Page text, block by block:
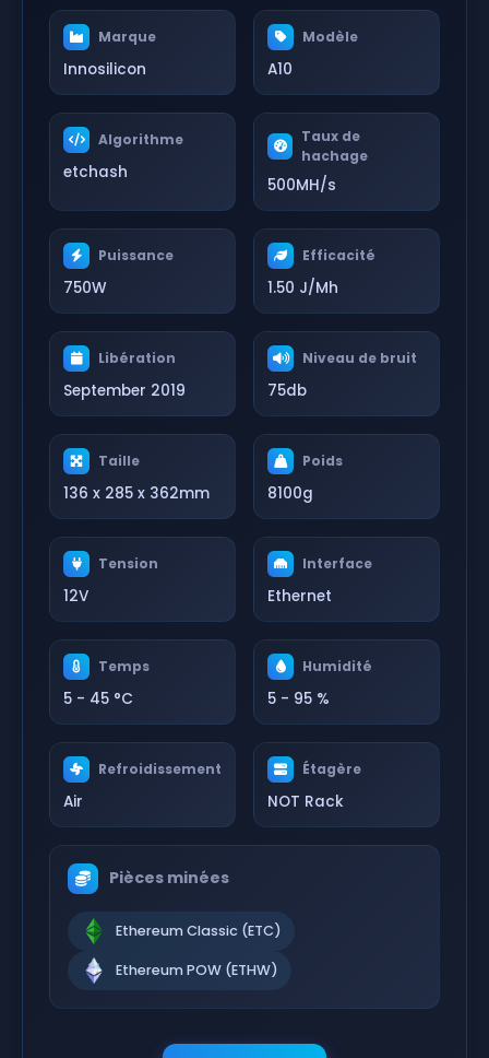
Marque
Innosilicon
Modèle
A10
Algorithme
etchash
Taux de
hachage
500MH/s
Puissance
750W
Efficacité
1.50 J/Mh
Libération
September 2019
Niveau de bruit
75db
Taille
136 x 285 x 362mm
Poids
8100g
Tension
12V
Interface
Ethernet
Temps
5 - 45 °C
Humidité
5 - 95 %
Refroidissement
Air
Étagère
NOT Rack
Pièces minées
Ethereum Classic (ETC)
Ethereum POW (ETHW)